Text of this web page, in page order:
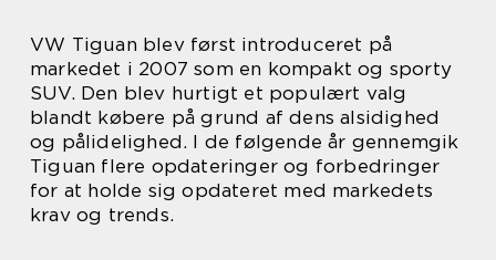
VW Tiguan blev først introduceret på
markedet i 2007 som en kompakt og sporty
SUV. Den blev hurtigt et populært valg
blandt købere på grund af dens alsidighed
og pålidelighed. I de følgende år gennemgik
Tiguan flere opdateringer og forbedringer
for at holde sig opdateret med markedets
krav og trends.